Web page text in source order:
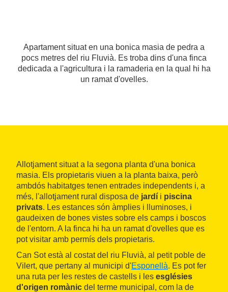
Apartament situat en una bonica masia de pedra a
pocs metres del riu Fluvià. Es troba dins d'una finca
dedicada a l'agricultura i la ramaderia en la qual hi ha
un ramat d'ovelles.
Allotjament situat a la segona planta d'una bonica
masia. Els propietaris viuen a la planta baixa, però
ambdós habitatges tenen entrades independents i, a
més, l'allotjament rural disposa de jardí i piscina
privats. Les estances són àmplies i lluminoses, i
gaudeixen de bones vistes sobre els camps i boscos
de l'entorn. A la finca hi ha un ramat d'ovelles que es
pot visitar amb permís dels propietaris.
Can Sot està al costat del riu Fluvià, al petit poble de
Vilert, que pertany al municipi d'Esponellà. Es pot fer
una ruta per les restes de castells i les esglésies
d'origen romànic del terme municipal, com la de